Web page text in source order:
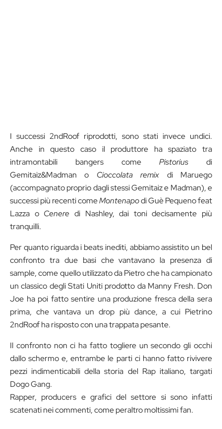
I successi 2ndRoof riprodotti, sono stati invece undici.
Anche in questo caso il produttore ha spaziato tra
intramontabili bangers come Pistorius di
Gemitaiz&Madman o Cioccolata remix di Maruego
(accompagnato proprio dagli stessi Gemitaiz e Madman), e
successi più recenti comeMontenapodi Guè Pequeno feat
Lazza o Cenere di Nashley, dai toni decisamente più
tranquilli.
Per quanto riguarda i beats inediti, abbiamo assistito un bel
confronto tra due basi che vantavano la presenza di
sample, come quello utilizzato da Pietro che ha campionato
un classico degli Stati Uniti prodotto da Manny Fresh. Don
Joe ha poi fatto sentire una produzione fresca della sera
prima, che vantava un drop più dance, a cui Pietrino
2ndRoof ha risposto con una trappata pesante.
Il confronto non ci ha fatto togliere un secondo gli occhi
dallo schermo e, entrambe le parti ci hanno fatto rivivere
pezzi indimenticabili della storia del Rap italiano, targati
Dogo Gang.
Rapper, producers e grafici del settore si sono infatti
scatenati nei commenti, come peraltro moltissimi fan.